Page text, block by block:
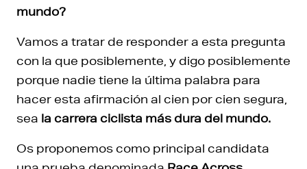
mundo?
Vamos a tratar de responder a esta pregunta
con la que posiblemente, y digo posiblemente
porque nadie tiene la última palabra para
hacer esta afirmación al cien por cien segura,
sea la carrera ciclista más dura del mundo.
Os proponemos como principal candidata